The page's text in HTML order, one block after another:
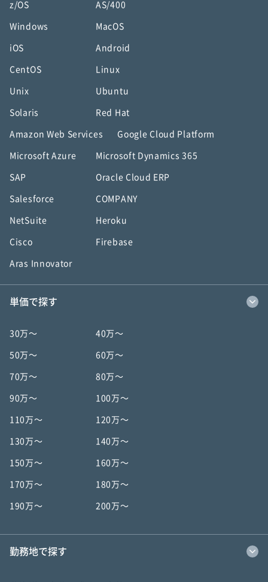
z/OS AS/400
Windows MacOS
iOS Android
CentOS Linux
Unix Ubuntu
Solaris Red Hat
Amazon Web Services Google Cloud Platform
Microsoft Azure Microsoft Dynamics 365
SAP Oracle Cloud ERP
Salesforce COMPANY
NetSuite Heroku
Cisco Firebase
Aras Innovator
単価で探す
30万〜 40万〜
50万〜 60万〜
70万〜 80万〜
90万〜 100万〜
110万〜 120万〜
130万〜 140万〜
150万〜 160万〜
170万〜 180万〜
190万〜 200万〜
勤務地で探す